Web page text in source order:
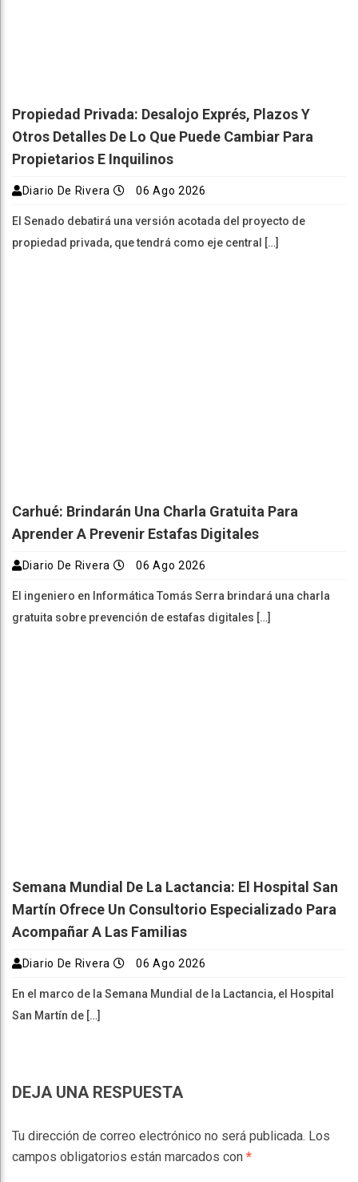
Propiedad Privada: Desalojo Exprés, Plazos Y
Otros Detalles De Lo Que Puede Cambiar Para
Propietarios E Inquilinos
Diario De Rivera 06 Ago 2026
El Senado debatirá una versión acotada del proyecto de
propiedad privada, que tendrá como eje central […]
Carhué: Brindarán Una Charla Gratuita Para
Aprender A Prevenir Estafas Digitales
Diario De Rivera 06 Ago 2026
El ingeniero en Informática Tomás Serra brindará una charla
gratuita sobre prevención de estafas digitales […]
Semana Mundial De La Lactancia: El Hospital San
Martín Ofrece Un Consultorio Especializado Para
Acompañar A Las Familias
Diario De Rivera 06 Ago 2026
En el marco de la Semana Mundial de la Lactancia, el Hospital
San Martín de […]
DEJA UNA RESPUESTA
Tu dirección de correo electrónico no será publicada. Los
campos obligatorios están marcados con *